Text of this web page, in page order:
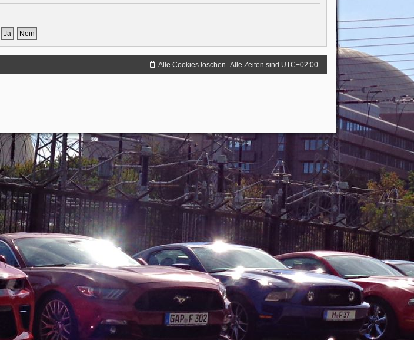
Alle Zeiten sind UTC+02:00
Alle Cookies löschen